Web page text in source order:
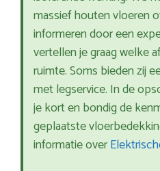
massief houten vloeren
informeren door een
vertellen je graag welke
ruimte. Soms bieden zij
met legservice. In de
je kort en bondig de
geplaatste
informatie over